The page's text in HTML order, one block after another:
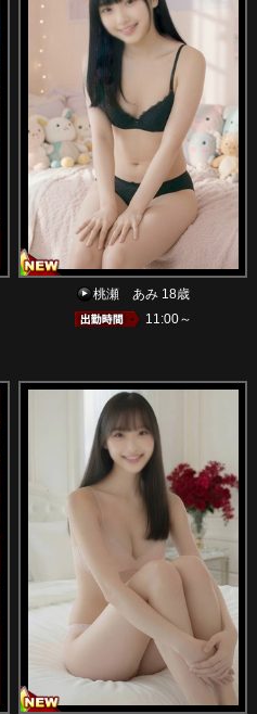
桃瀬 あみ 18歳
11:00～